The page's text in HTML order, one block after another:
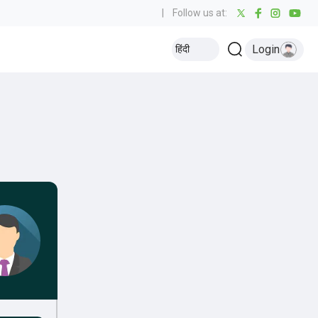
Follow us at:
हिंदी Login